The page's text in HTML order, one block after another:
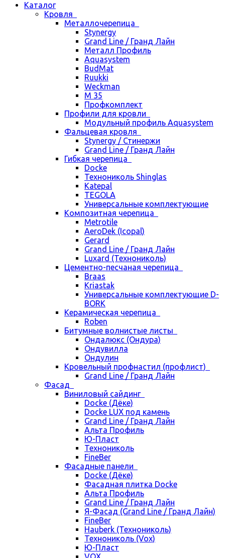
Каталог
Кровля
Металлочерепица
Stynergy
Grand Line / Гранд Лайн
Металл Профиль
Aquasystem
BudMat
Ruukki
Weckman
М 35
Профкомплект
Профили для кровли
Модульный профиль Aquasystem
Фальцевая кровля
Stynergy / Стинержи
Grand Line / Гранд Лайн
Гибкая черепица
Docke
Технониколь Shinglas
Katepal
TEGOLA
Универсальные комплектующие
Композитная черепица
Metrotile
AeroDek (Icopal)
Gerard
Grand Line / Гранд Лайн
Luxard (Технониколь)
Цементно-песчаная черепица
Braas
Kriastak
Универсальные комплектующие D-
BORK
Керамическая черепица
Roben
Битумные волнистые листы
Ондалюкс (Ондура)
Ондувилла
Ондулин
Кровельный профнастил (профлист)
Grand Line / Гранд Лайн
Фасад
Виниловый сайдинг
Docke (Дёке)
Docke LUX под камень
Grand Line / Гранд Лайн
Альта Профиль
Ю-Пласт
Технониколь
FineBer
Фасадные панели
Docke (Дёке)
Фасадная плитка Docke
Альта Профиль
Grand Line / Гранд Лайн
Я-Фасад (Grand Line / Гранд Лайн)
FineBer
Hauberk (Технониколь)
Технониколь (Vox)
Ю-Пласт